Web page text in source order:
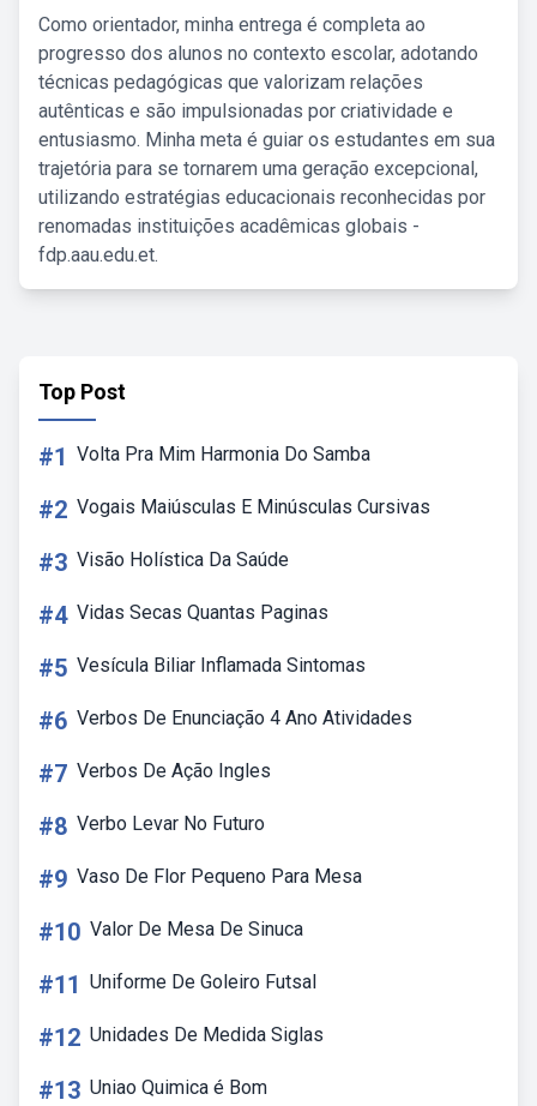
Como orientador, minha entrega é completa ao
progresso dos alunos no contexto escolar, adotando
técnicas pedagógicas que valorizam relações
autênticas e são impulsionadas por criatividade e
entusiasmo. Minha meta é guiar os estudantes em sua
trajetória para se tornarem uma geração excepcional,
utilizando estratégias educacionais reconhecidas por
renomadas instituições acadêmicas globais -
fdp.aau.edu.et.
Top Post
#1 Volta Pra Mim Harmonia Do Samba
#2 Vogais Maiúsculas E Minúsculas Cursivas
#3 Visão Holística Da Saúde
#4 Vidas Secas Quantas Paginas
#5 Vesícula Biliar Inflamada Sintomas
#6 Verbos De Enunciação 4 Ano Atividades
#7 Verbos De Ação Ingles
#8 Verbo Levar No Futuro
#9 Vaso De Flor Pequeno Para Mesa
#10 Valor De Mesa De Sinuca
#11 Uniforme De Goleiro Futsal
#12 Unidades De Medida Siglas
#13 Uniao Quimica é Bom